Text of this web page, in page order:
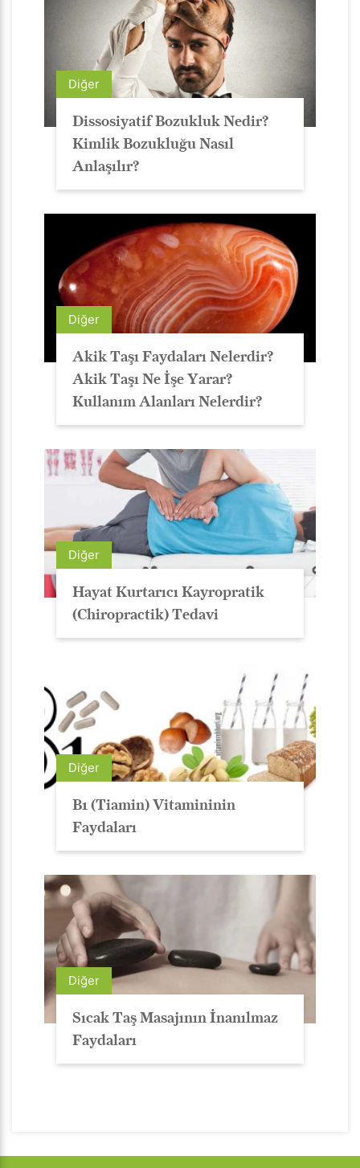
Diğer
Dissosiyatif Bozukluk Nedir?
Kimlik Bozukluğu Nasıl
Anlaşılır?
Diğer
Akik Taşı Faydaları Nelerdir?
Akik Taşı Ne İşe Yarar?
Kullanım Alanları Nelerdir?
Diğer
Hayat Kurtarıcı Kayropratik
(Chiropractik) Tedavi
Diğer
B1 (Tiamin) Vitamininin
Faydaları
Diğer
Sıcak Taş Masajının İnanılmaz
Faydaları